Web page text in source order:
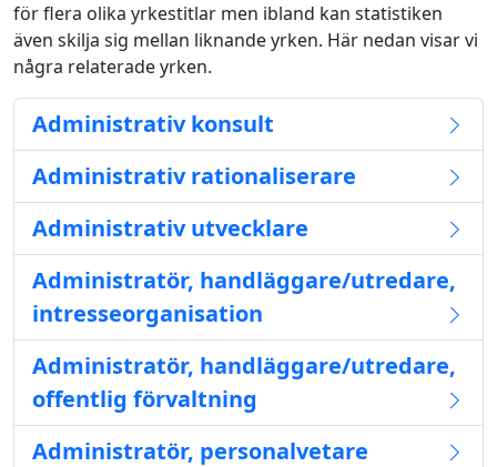
för flera olika yrkestitlar men ibland kan statistiken
även skilja sig mellan liknande yrken. Här nedan visar vi
några relaterade yrken.
Administrativ konsult
Administrativ rationaliserare
Administrativ utvecklare
Administratör, handläggare/utredare,
intresseorganisation
Administratör, handläggare/utredare,
offentlig förvaltning
Administratör, personalvetare